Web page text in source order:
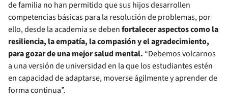
de familia no han permitido que sus hijos desarrollen
competencias básicas para la resolución de problemas, por
ello, desde la academia se debenfortalecer aspectos como la
resiliencia, la empatía, la compasión y el agradecimiento,
para gozar de una mejor salud mental. “Debemos volcarnos
a una versión de universidad en la que los estudiantes estén
en capacidad de adaptarse, moverse ágilmente y aprender de
forma continua”.